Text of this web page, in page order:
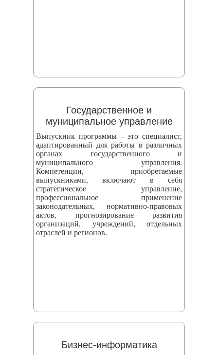
Государственное и
муниципальное управление
Выпускник программы - это специалист,
адаптированный для работы в различных
органах государственного и
муниципального управления.
Компетенции, приобретаемые
выпускниками, включают в себя
стратегическое управление,
профессиональное применение
законодательных, нормативно-правовых
актов, прогнозирование развития
организаций, учреждений, отдельных
отраслей и регионов.
Бизнес-информатика